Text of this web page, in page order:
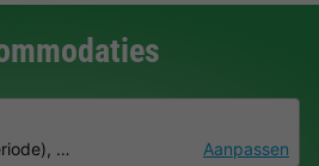
), 2 deelnemers, 0 huisdierAanpassen